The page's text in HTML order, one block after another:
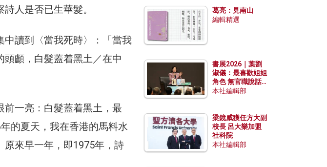
人是否已生華髮。
讀到〈當我死時〉：「當我
顱，白髮蓋着黑土／在中
一亮：白髮蓋着黑土，最
的夏天，我在香港的馬料水
原來早一年，即1975年，詩
葛亮：見南山
編輯精選
書展2026｜葉劉
淑儀：最喜歡姐姐
角色 無官職說話
包袱少
本社編輯部
梁鏡威獲任方大副
校長 呂大樂加盟
社科院
本社編輯部